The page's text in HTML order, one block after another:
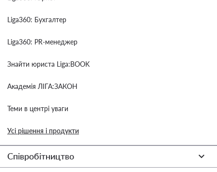
Liga360: Бухгалтер
Liga360: PR-менеджер
Знайти юриста Liga:BOOK
Академія ЛІГА:ЗАКОН
Теми в центрі уваги
Усі рішення і продукти
Співробітництво